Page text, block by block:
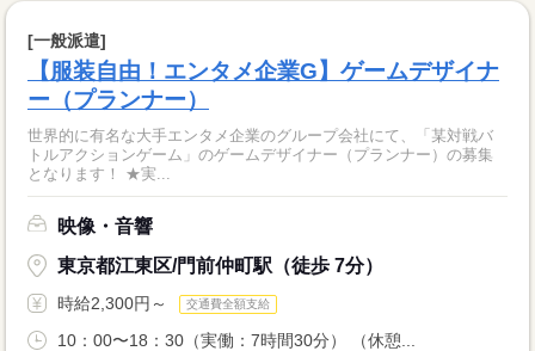
[一般派遣]
【服装自由！エンタメ企業G】ゲームデザイナ
ー（プランナー）
世界的に有名な大手エンタメ企業のグループ会社にて、「某対戦バ
トルアクションゲーム」のゲームデザイナー（プランナー）の募集
となります！ ★実...
映像・音響
東京都江東区/門前仲町駅（徒歩 7分）
時給2,300円～ 交通費全額支給
10：00〜18：30（実働：7時間30分） （休憩...